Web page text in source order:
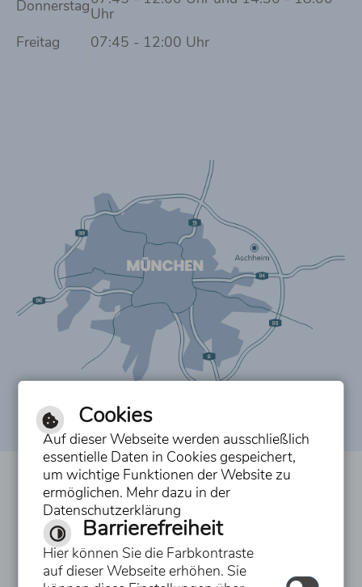
DonnerstagUhr
Freitag
07:45 - 12:00 Uhr
Inhalt
Impressum
Datenschutzerklärung
Erklärung zur Barrierefreiheit
Cookies
Auf dieser Webseite werden ausschließlich
essentielle Daten in Cookies gespeichert,
um wichtige Funktionen der Website zu
ermöglichen. Mehr dazu in der
Datenschutzerklärung
Barrierefreiheit
Hier können Sie die Farbkontraste
auf dieser Webseite erhöhen. Sie